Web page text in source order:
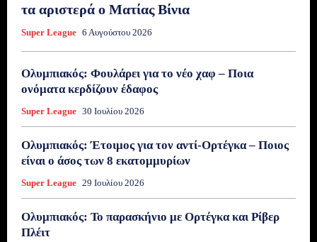
τα αριστερά ο Ματίας Βίνια
Super League 6 Αυγούστου 2026
Ολυμπιακός: Φουλάρει για το νέο χαφ – Ποια
ονόματα κερδίζουν έδαφος
Super League 30 Ιουλίου 2026
Ολυμπιακός: Έτοιμος για τον αντί-Ορτέγκα – Ποιος
είναι ο άσος των 8 εκατομμυρίων
Super League 29 Ιουλίου 2026
Ολυμπιακός: Το παρασκήνιο με Ορτέγκα και Ρίβερ
Πλέιτ